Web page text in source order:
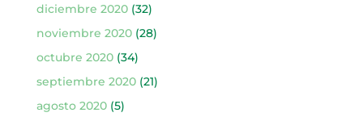
diciembre 2020(32)
noviembre 2020(28)
octubre 2020(34)
septiembre 2020(21)
agosto 2020(5)